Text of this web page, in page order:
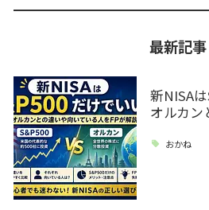
最新記事
新NISA
オルカ
おかね